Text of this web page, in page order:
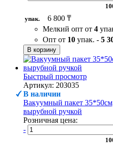
упак.
6 800 ₸
Мелкий опт от 4
Опт от 10 упак. - 5
В корзину
Быстрый просмотр
Артикул: 203035
В наличии
Вакуумный пакет
вырубной ручкой
Розничная цена:
-